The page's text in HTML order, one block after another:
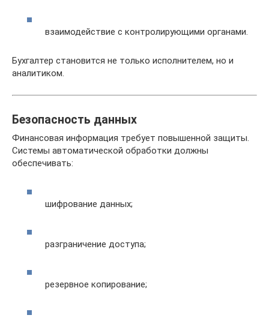
взаимодействие с контролирующими органами.
Бухгалтер становится не только исполнителем, но и
аналитиком.
Безопасность данных
Финансовая информация требует повышенной защиты.
Системы автоматической обработки должны
обеспечивать:
шифрование данных;
разграничение доступа;
резервное копирование;